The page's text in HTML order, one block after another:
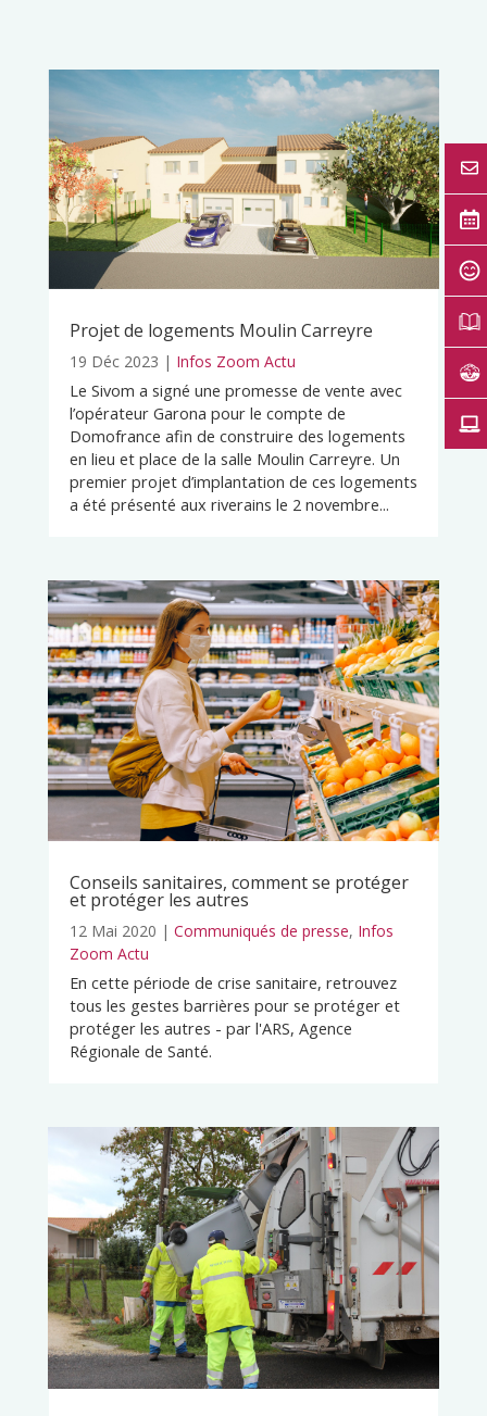
Projet de logements Moulin Carreyre
19 Déc 2023 | Infos Zoom Actu
Le Sivom a signé une promesse de vente avec
l’opérateur Garona pour le compte de
Domofrance afin de construire des logements
en lieu et place de la salle Moulin Carreyre. Un
premier projet d’implantation de ces logements
a été présenté aux riverains le 2 novembre...
Conseils sanitaires, comment se protéger
et protéger les autres
12 Mai 2020 | Communiqués de presse, Infos
Zoom Actu
En cette période de crise sanitaire, retrouvez
tous les gestes barrières pour se protéger et
protéger les autres - par l'ARS, Agence
Régionale de Santé.